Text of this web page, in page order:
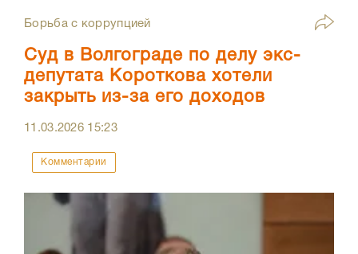
Борьба с коррупцией
Суд в Волгограде по делу экс-
депутата Короткова хотели
закрыть из-за его доходов
11.03.2026 15:23
Комментарии